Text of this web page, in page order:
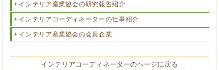
インテリア産業協会の研究報告紹介
インテリアコーディネーターの仕事紹介
インテリア産業協会の会員企業
インテリアコーディネーターのページに戻る